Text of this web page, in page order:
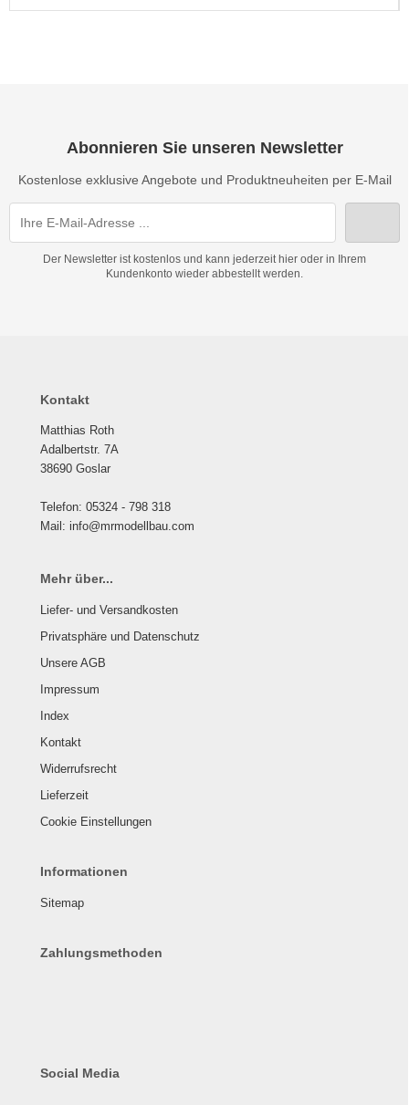
Abonnieren Sie unseren Newsletter
Kostenlose exklusive Angebote und Produktneuheiten per E-Mail
Der Newsletter ist kostenlos und kann jederzeit hier oder in Ihrem
Kundenkonto wieder abbestellt werden.
Kontakt
Matthias Roth
Adalbertstr. 7A
38690 Goslar
Telefon: 05324 - 798 318
Mail: info@mrmodellbau.com
Mehr über...
Liefer- und Versandkosten
Privatsphäre und Datenschutz
Unsere AGB
Impressum
Index
Kontakt
Widerrufsrecht
Lieferzeit
Cookie Einstellungen
Informationen
Sitemap
Zahlungsmethoden
Social Media